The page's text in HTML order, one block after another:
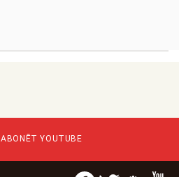
ABONĒT YOUTUBE